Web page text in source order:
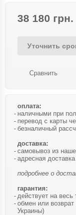
38 180 грн.
Уточнить
Сравнить
оплата:
наличными при
перевод с карты
безналичный
доставка:
самовывоз из
адресная
подробнее о
гарантия:
действует на
обмен или
Украины)